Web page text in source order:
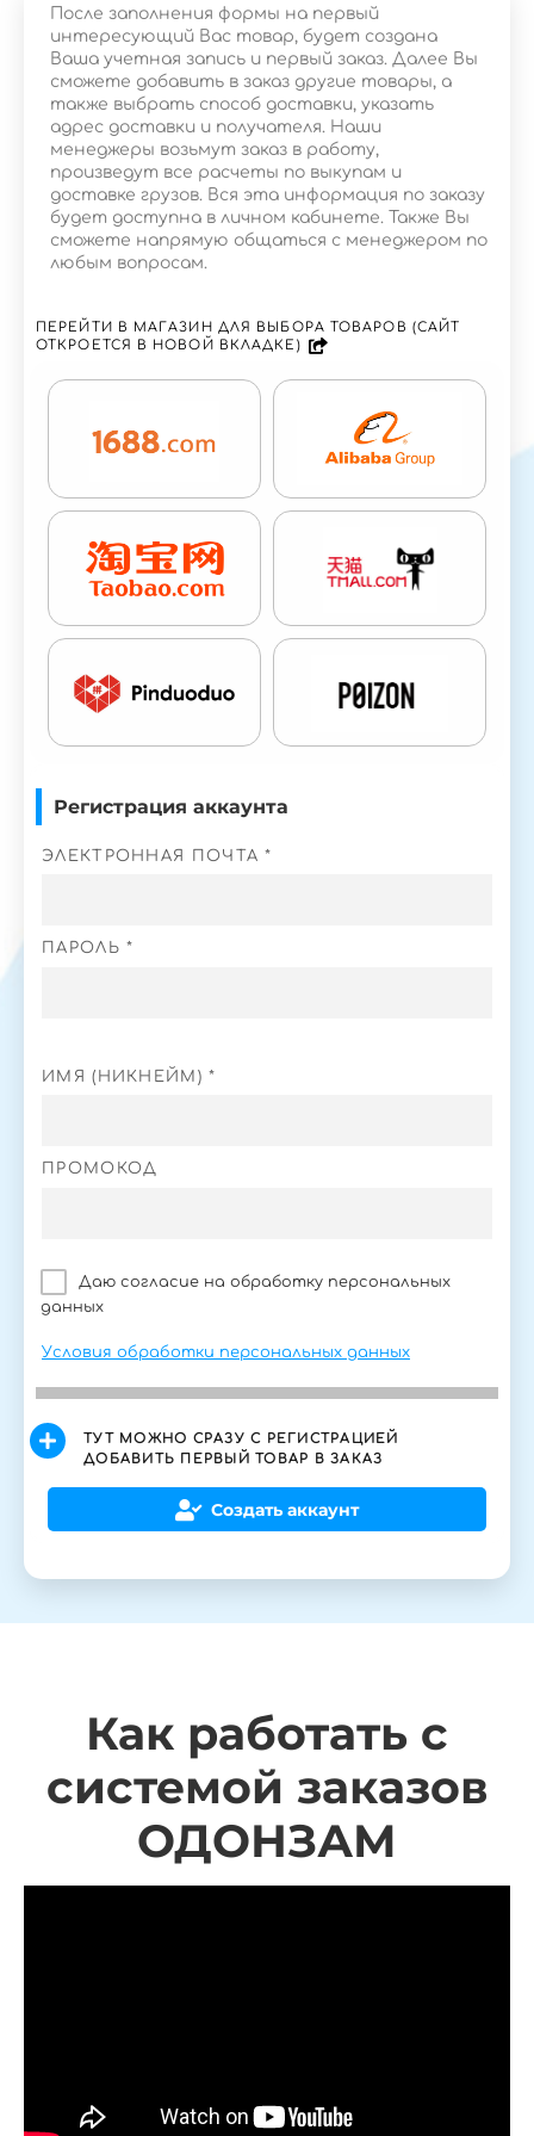
После заполнения формы на первый
интересующий Вас товар, будет создана
Ваша учетная запись и первый заказ. Далее Вы
сможете добавить в заказ другие товары, а
также выбрать способ доставки, указать
адрес доставки и получателя. Наши
менеджеры возьмут заказ в работу,
произведут все расчеты по выкупам и
доставке грузов. Вся эта информация по заказу
будет доступна в личном кабинете. Также Вы
сможете напрямую общаться с менеджером по
любым вопросам.
ПЕРЕЙТИ В МАГАЗИН ДЛЯ ВЫБОРА ТОВАРОВ (САЙТ
ОТКРОЕТСЯ В НОВОЙ ВКЛАДКЕ)
Регистрация аккаунта
ЭЛЕКТРОННАЯ ПОЧТА *
ПАРОЛЬ *
ИМЯ (НИКНЕЙМ) *
ПРОМОКОД
Даю согласие на обработку персональных
данных
Условия обработки персональных данных
ТУТ МОЖНО СРАЗУ С РЕГИСТРАЦИЕЙ
ДОБАВИТЬ ПЕРВЫЙ ТОВАР В ЗАКАЗ
Создать аккаунт
Как работать с
системой заказов
ОДОНЗАМ